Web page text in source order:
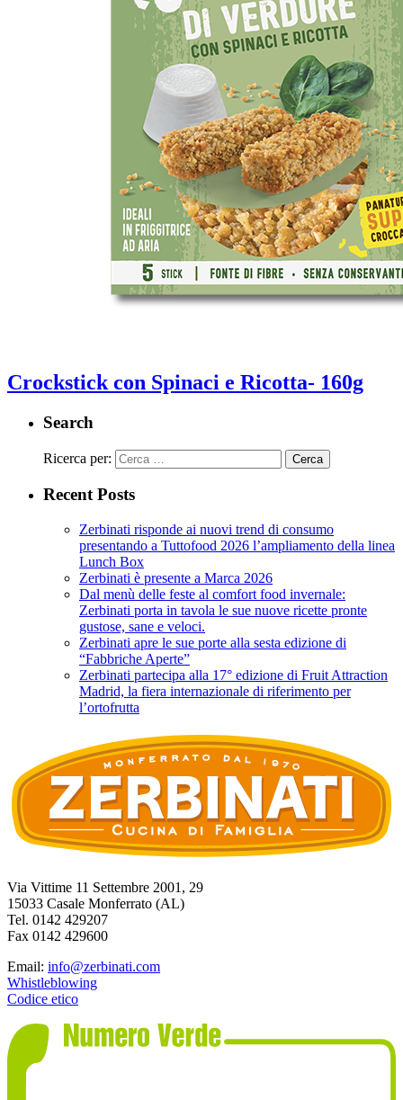
Crockstick con Spinaci e Ricotta- 160g
Search
Ricerca per:
Recent Posts
Zerbinati risponde ai nuovi trend di consumo
presentando a Tuttofood 2026 l’ampliamento della linea
Lunch Box
Zerbinati è presente a Marca 2026
Dal menù delle feste al comfort food invernale:
Zerbinati porta in tavola le sue nuove ricette pronte
gustose, sane e veloci.
Zerbinati apre le sue porte alla sesta edizione di
“Fabbriche Aperte”
Zerbinati partecipa alla 17° edizione di Fruit Attraction
Madrid, la fiera internazionale di riferimento per
l’ortofrutta
Via Vittime 11 Settembre 2001, 29
15033 Casale Monferrato (AL)
Tel. 0142 429207
Fax 0142 429600
Email: info@zerbinati.com
Whistleblowing
Codice etico